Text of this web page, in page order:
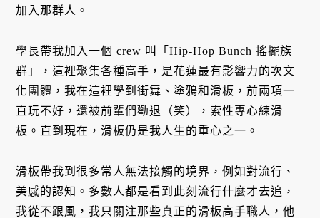
加入那群人。
學長帶我加入一個 crew 叫「Hip-Hop Bunch 搖擺族
群」，這裡聚集各種高手，是花蓮最有影響力的次文
化團體，我在這裡學到街舞、塗鴉和滑板，前兩項一
直玩不好，還被前輩們勸退（笑），索性專心練滑
板。直到現在，滑板仍是我人生的重心之一。
滑板帶我到很多常人無法接觸的境界，例如對流行、
美感的認知。多數人都是看到此刻流行什麼才去追，
我從不跟風，我只關注那些真正的滑板高手職人，他